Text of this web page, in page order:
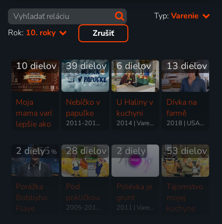
Typ: Varenie
Rok: 10. roky Zrušiť
10 dielov
Moja
mama varí
lepšie ako
39 dielov
Nebíčko v
papuľke
2011-2013 | Varenie
6 dielov
U Haliny v
kuchyni
2014 | Varenie
65%
13 dielov
Dívka na
farmě
2018 | USA | Varenie
65 %
2 diely
Porážka
Bobbyho
Flaye
28 dielov
Pod
pokličkou
2005-2011 | Varenie
2 diely
Polévka je
grunt
2011 | Varenie
53 dielov
Tajomstvo
mojej
kuchyne